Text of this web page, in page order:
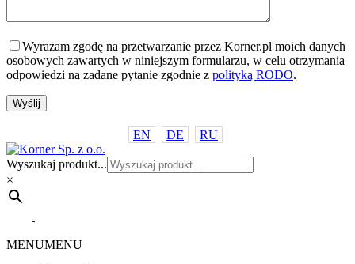
Wyrażam zgodę na przetwarzanie przez Korner.pl moich danych
osobowych zawartych w niniejszym formularzu, w celu otrzymania
odpowiedzi na zadane pytanie zgodnie z polityką RODO.
EN DE RU
Wyszukaj produkt...
×
MENUMENU